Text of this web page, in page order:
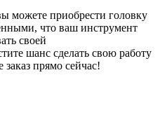
можете приобрести головку
что ваш инструмент
своей
шанс сделать свою работу
прямо сейчас!